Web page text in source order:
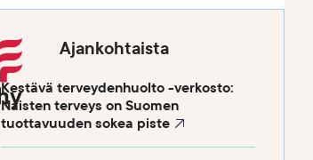
Ajankohtaista
Kestävä terveydenhuolto -verkosto:
Naisten terveys on Suomen
tuottavuuden sokea piste